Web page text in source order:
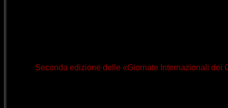
Seconda edizione delle «Giornate Internazionali